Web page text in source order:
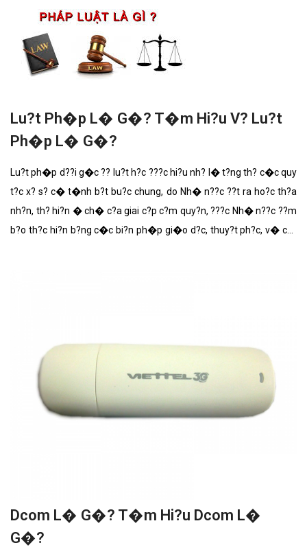
Lu?t Ph�p L� G�? T�m Hi?u V? Lu?t
Ph�p L� G�?
Lu?t ph�p d??i g�c ?? lu?t h?c ???c hi?u nh? l� t?ng th? c�c quy
t?c x? s? c� t�nh b?t bu?c chung, do Nh� n??c ??t ra ho?c th?a
nh?n, th? hi?n � ch� c?a giai c?p c?m quy?n, ???c Nh� n??c ??m
b?o th?c hi?n b?ng c�c bi?n ph�p gi�o d?c, thuy?t ph?c, v� c??
Dcom L� G�? T�m Hi?u Dcom L�
G�?